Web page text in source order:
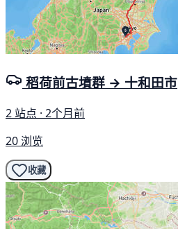
稻荷前古墳群 → 十和田市
2 站点 · 2个月前
20 浏览
收藏